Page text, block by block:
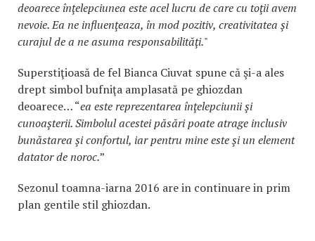
deoarece înţelepciunea este acel lucru de care cu toţii avem
nevoie. Ea ne influenţeaza, în mod pozitiv, creativitatea şi
curajul de a ne asuma responsabilităţi."
Superstiţioasă de fel Bianca Ciuvat spune că şi-a ales
drept simbol bufniţa amplasată pe ghiozdan
deoarece… “ea este reprezentarea înţelepciunii şi
cunoaşterii. Simbolul acestei păsări poate atrage inclusiv
bunăstarea şi confortul, iar pentru mine este şi un element
datator de noroc.”
Sezonul toamna-iarna 2016 are in continuare in prim
plan gentile stil ghiozdan.